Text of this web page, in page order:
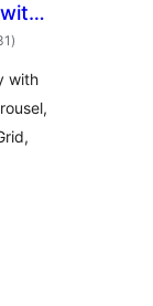
puntuacions
totals
)
with